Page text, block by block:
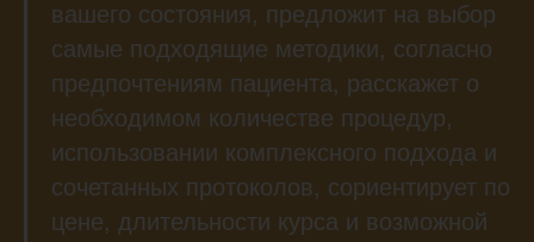
вашего состояния, предложит на выбор
самые подходящие методики, согласно
предпочтениям пациента, расскажет о
необходимом количестве процедур,
использовании комплексного подхода и
сочетанных протоколов, сориентирует по
цене, длительности курса и возможной